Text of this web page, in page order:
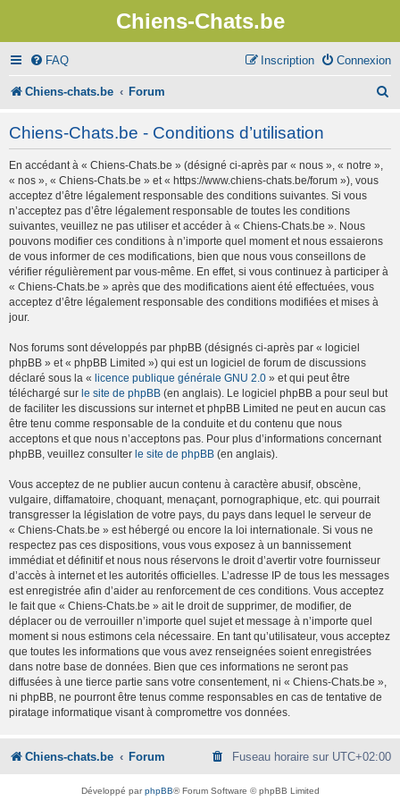
Chiens-Chats.be
FAQ Connexion
Inscription
Chiens-chats.be Forum
Chiens-Chats.be - Conditions d’utilisation
En accédant à « Chiens-Chats.be » (désigné ci-après par « nous », « notre »,
« nos », « Chiens-Chats.be » et « https://www.chiens-chats.be/forum »), vous
acceptez d’être légalement responsable des conditions suivantes. Si vous
n’acceptez pas d’être légalement responsable de toutes les conditions
suivantes, veuillez ne pas utiliser et accéder à « Chiens-Chats.be ». Nous
pouvons modifier ces conditions à n’importe quel moment et nous essaierons
de vous informer de ces modifications, bien que nous vous conseillons de
vérifier régulièrement par vous-même. En effet, si vous continuez à participer à
« Chiens-Chats.be » après que des modifications aient été effectuées, vous
acceptez d’être légalement responsable des conditions modifiées et mises à
jour.
Nos forums sont développés par phpBB (désignés ci-après par « logiciel
phpBB » et « phpBB Limited ») qui est un logiciel de forum de discussions
déclaré sous la « licence publique générale GNU 2.0 » et qui peut être
téléchargé sur le site de phpBB (en anglais). Le logiciel phpBB a pour seul but
de faciliter les discussions sur internet et phpBB Limited ne peut en aucun cas
être tenu comme responsable de la conduite et du contenu que nous
acceptons et que nous n’acceptons pas. Pour plus d’informations concernant
phpBB, veuillez consulter le site de phpBB (en anglais).
Vous acceptez de ne publier aucun contenu à caractère abusif, obscène,
vulgaire, diffamatoire, choquant, menaçant, pornographique, etc. qui pourrait
transgresser la législation de votre pays, du pays dans lequel le serveur de
« Chiens-Chats.be » est hébergé ou encore la loi internationale. Si vous ne
respectez pas ces dispositions, vous vous exposez à un bannissement
immédiat et définitif et nous nous réservons le droit d’avertir votre fournisseur
d’accès à internet et les autorités officielles. L’adresse IP de tous les messages
est enregistrée afin d’aider au renforcement de ces conditions. Vous acceptez
le fait que « Chiens-Chats.be » ait le droit de supprimer, de modifier, de
déplacer ou de verrouiller n’importe quel sujet et message à n’importe quel
moment si nous estimons cela nécessaire. En tant qu’utilisateur, vous acceptez
que toutes les informations que vous avez renseignées soient enregistrées
dans notre base de données. Bien que ces informations ne seront pas
diffusées à une tierce partie sans votre consentement, ni « Chiens-Chats.be »,
ni phpBB, ne pourront être tenus comme responsables en cas de tentative de
piratage informatique visant à compromettre vos données.
Chiens-chats.be Forum Fuseau horaire sur UTC+02:00
Développé parphpBB® Forum Software © phpBB Limited